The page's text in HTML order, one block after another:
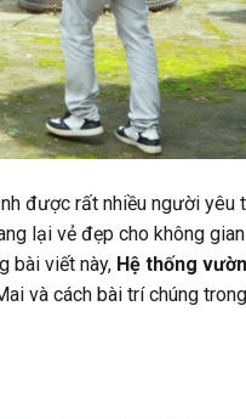
được rất nhiều người yêu
lại vẻ đẹp cho không
bài viết này, Hệ thống
và cách bài trí chúng